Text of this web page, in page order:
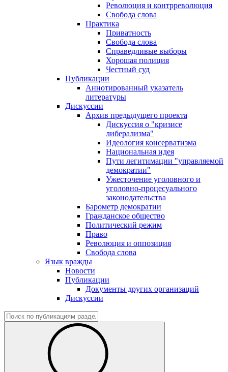
Революция и контрреволюция
Свобода слова
Практика
Приватность
Свобода слова
Справедливые выборы
Хорошая полиция
Честный суд
Публикации
Аннотированный указатель
литературы
Дискуссии
Архив предыдущего проекта
Дискуссия о "кризисе
либерализма"
Идеология консерватизма
Национальная идея
Пути легитимации "управляемой
демократии"
Ужесточение уголовного и
уголовно-процесуального
законодательства
Барометр демократии
Гражданское общество
Политический режим
Право
Революция и оппозиция
Свобода слова
Язык вражды
Новости
Публикации
Документы других организаций
Дискуссии